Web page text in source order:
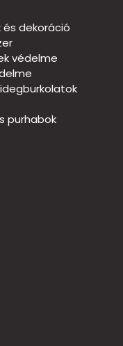
dekoráció
védelme
purhabok